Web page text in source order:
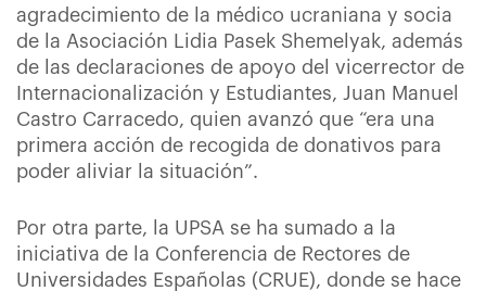
agradecimiento de la médico ucraniana y socia
de la Asociación Lidia Pasek Shemelyak, además
de las declaraciones de apoyo del vicerrector de
Internacionalización y Estudiantes, Juan Manuel
Castro Carracedo, quien avanzó que “era una
primera acción de recogida de donativos para
poder aliviar la situación”.
Por otra parte, la UPSA se ha sumado a la
iniciativa de la Conferencia de Rectores de
Universidades Españolas (CRUE), donde se hace